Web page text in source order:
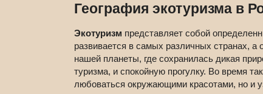
География экотуризма в
Экотуризм представляет собой
развивается в самых различных странах,
нашей планеты, где сохранилась дикая
туризма, и спокойную прогулку. Во время
любоваться окружающими красотами, но и